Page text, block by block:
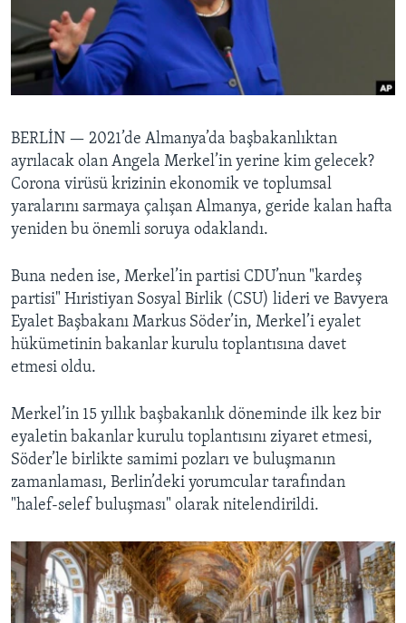
HAYATTAN
SANAT
BIZI TAKIP EDIN
Diller
BERLİN — 2021’de Almanya’da başbakanlıktan
ayrılacak olan Angela Merkel’in yerine kim gelecek?
Corona virüsü krizinin ekonomik ve toplumsal
yaralarını sarmaya çalışan Almanya, geride kalan hafta
yeniden bu önemli soruya odaklandı.
Buna neden ise, Merkel’in partisi CDU’nun "kardeş
partisi" Hıristiyan Sosyal Birlik (CSU) lideri ve Bavyera
Eyalet Başbakanı Markus Söder’in, Merkel’i eyalet
hükümetinin bakanlar kurulu toplantısına davet
etmesi oldu.
Merkel’in 15 yıllık başbakanlık döneminde ilk kez bir
eyaletin bakanlar kurulu toplantısını ziyaret etmesi,
Söder’le birlikte samimi pozları ve buluşmanın
zamanlaması, Berlin’deki yorumcular tarafından
"halef-selef buluşması" olarak nitelendirildi.